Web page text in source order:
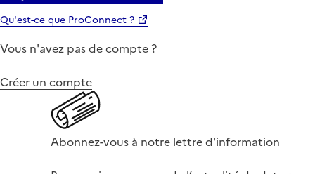
Qu'est-ce que ProConnect ?
Vous n'avez pas de compte ?
Créer un compte
Abonnez-vous à notre lettre d'information